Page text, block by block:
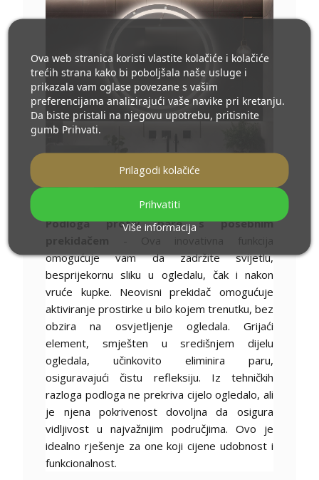
Podloga protiv pare s posebnim
omogućuje vam da zadržite svijetlu,
besprijekornu sliku u ogledalu, čak i nakon
vruće kupke. Neovisni prekidač omogućuje
aktiviranje prostirke u bilo kojem trenutku, bez
obzira na osvjetljenje ogledala. Grijaći
element, smješten u središnjem dijelu
ogledala, učinkovito eliminira paru,
osiguravajući čistu refleksiju. Iz tehničkih
razloga podloga ne prekriva cijelo ogledalo, ali
je njena pokrivenost dovoljna da osigura
vidljivost u najvažnijim područjima. Ovo je
idealno rješenje za one koji cijene udobnost i
funkcionalnost.
Ova web stranica koristi vlastite kolačiće i kolačiće
trećih strana kako bi poboljšala naše usluge i
prikazala vam oglase povezane s vašim
preferencijama analizirajući vaše navike pri kretanju.
Da biste pristali na njegovu upotrebu, pritisnite
gumb Prihvati.
Više informacija
Prilagodi kolačiće
Prihvatiti